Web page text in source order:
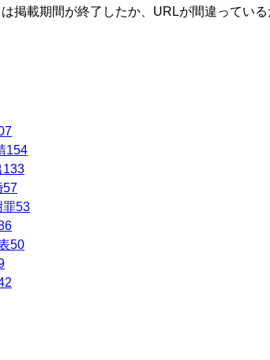
掲載期間が終了したか、URLが間違ってい
154
133
57
罪53
50